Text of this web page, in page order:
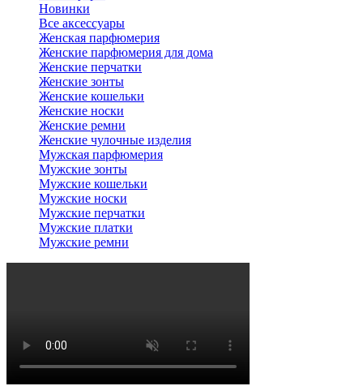
Новинки
Все аксессуары
Женская парфюмерия
Женские парфюмерия для дома
Женские перчатки
Женские зонты
Женские кошельки
Женские носки
Женские ремни
Женские чулочные изделия
Мужская парфюмерия
Мужские зонты
Мужские кошельки
Мужские носки
Мужские перчатки
Мужские платки
Мужские ремни